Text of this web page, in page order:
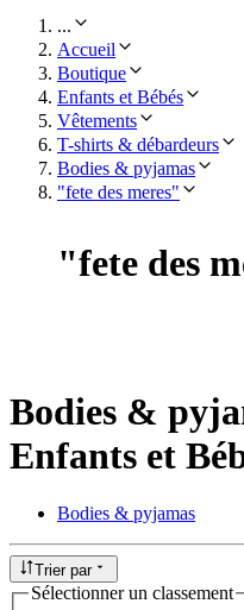
...
Accueil
Boutique
Enfants et Bébés
Vêtements
T-shirts & débardeurs
Bodies & pyjamas
"fete des meres"
"fete des
Bodies &
Enfants et
Bodies & pyjamas
Trier par
Sélectionner un classement